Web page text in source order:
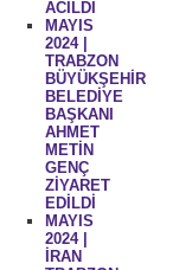
ACILDI
MAYIS
2024 |
TRABZON
BÜYÜKŞEHİR
BELEDİYE
BAŞKANI
AHMET
METİN
GENÇ
ZİYARET
EDİLDİ
MAYIS
2024 |
İRAN